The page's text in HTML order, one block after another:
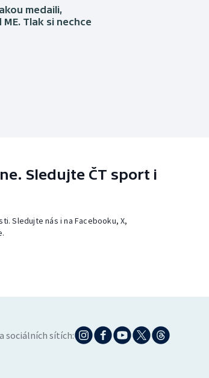
medaili,
Tlak si nechce
Sledujte ČT sport i
Sledujte nás i na Facebooku, X,
sociálních sítích: